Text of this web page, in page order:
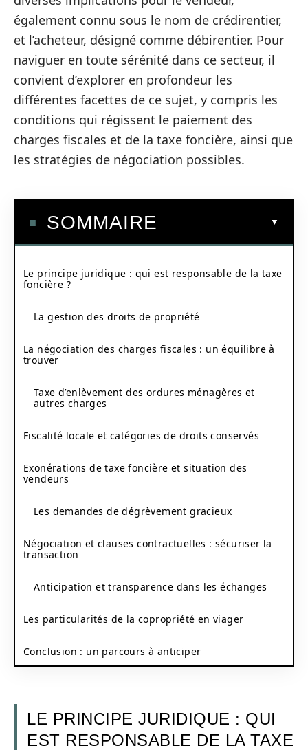
également connu sous le nom de crédirentier,
et l’acheteur, désigné comme débirentier. Pour
naviguer en toute sérénité dans ce secteur, il
convient d’explorer en profondeur les
différentes facettes de ce sujet, y compris les
conditions qui régissent le paiement des
charges fiscales et de la taxe foncière, ainsi que
les stratégies de négociation possibles.
SOMMAIRE
Le principe juridique : qui est responsable de la taxe
foncière ?
La gestion des droits de propriété
La négociation des charges fiscales : un équilibre à
trouver
Taxe d’enlèvement des ordures ménagères et
autres charges
Fiscalité locale et catégories de droits conservés
Exonérations de taxe foncière et situation des
vendeurs
Les demandes de dégrèvement gracieux
Négociation et clauses contractuelles : sécuriser la
transaction
Anticipation et transparence dans les échanges
Les particularités de la copropriété en viager
Conclusion : un parcours à anticiper
LE PRINCIPE JURIDIQUE : QUI
EST RESPONSABLE DE LA TAXE